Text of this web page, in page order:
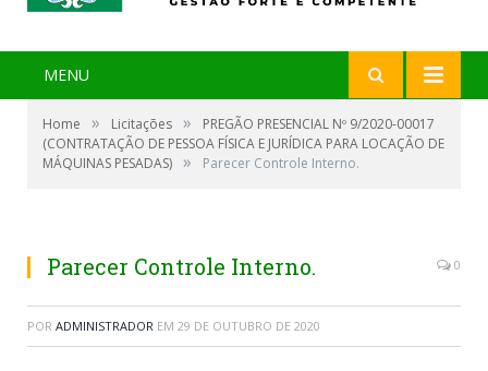
MENU
Home » Licitações »
PREGÃO PRESENCIAL Nº 9/2020-00017
(CONTRATAÇÃO DE PESSOA FÍSICA E JURÍDICA PARA LOCAÇÃO DE
MÁQUINAS PESADAS) » Parecer Controle Interno.
Parecer Controle Interno. 0
POR ADMINISTRADOR EM 29 DE OUTUBRO DE 2020